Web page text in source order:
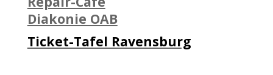
Diakonie OAB
Ticket-Tafel Ravensburg